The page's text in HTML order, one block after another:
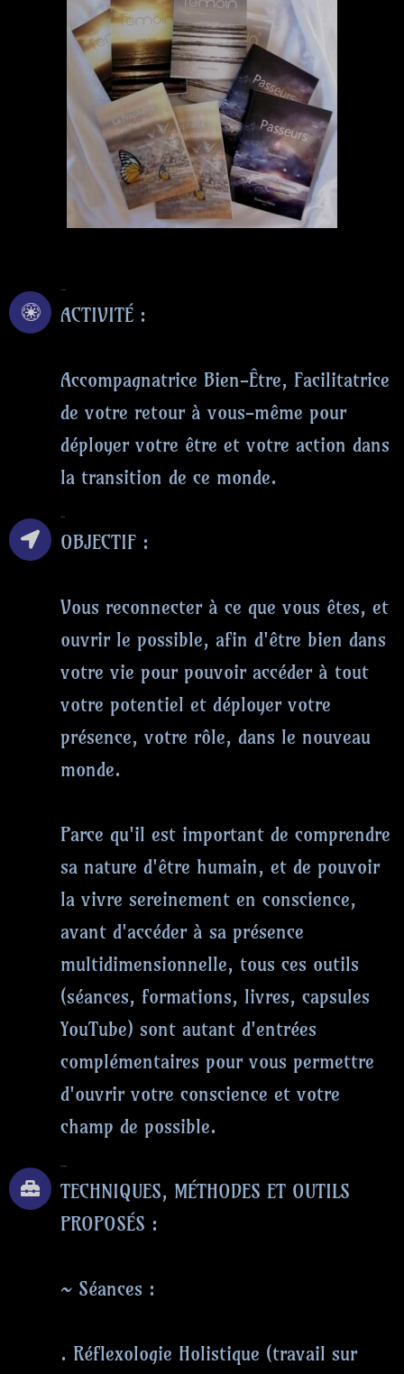
ACTIVITÉ :
Accompagnatrice Bien-Être, Facilitatrice
de votre retour à vous-même pour
déployer votre être et votre action dans
la transition de ce monde.
OBJECTIF :
Vous reconnecter à ce que vous êtes, et
ouvrir le possible, afin d'être bien dans
votre vie pour pouvoir accéder à tout
votre potentiel et déployer votre
présence, votre rôle, dans le nouveau
monde.
Parce qu'il est important de comprendre
sa nature d'être humain, et de pouvoir
la vivre sereinement en conscience,
avant d'accéder à sa présence
multidimensionnelle, tous ces outils
(séances, formations, livres, capsules
YouTube) sont autant d'entrées
complémentaires pour vous permettre
d'ouvrir votre conscience et votre
champ de possible.
TECHNIQUES, MÉTHODES ET OUTILS
PROPOSÉS :
~ Séances :
. Réflexologie Holistique (travail sur